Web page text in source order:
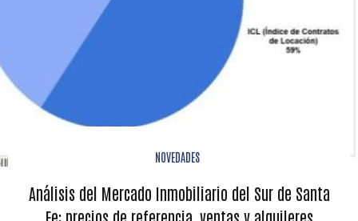
NOVEDADES
Análisis del Mercado Inmobiliario del Sur de Santa